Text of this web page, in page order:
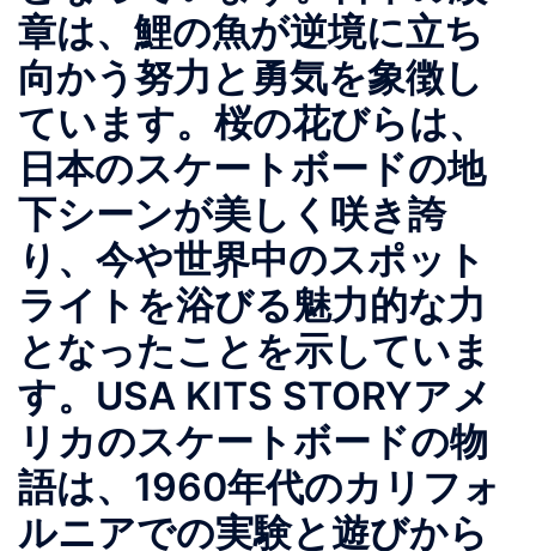
章は、鯉の魚が逆境に立ち
向かう努力と勇気を象徴し
ています。桜の花びらは、
日本のスケートボードの地
下シーンが美しく咲き誇
り、今や世界中のスポット
ライトを浴びる魅力的な力
となったことを示していま
す。USA KITS STORYアメ
リカのスケートボードの物
語は、1960年代のカリフォ
ルニアでの実験と遊びから